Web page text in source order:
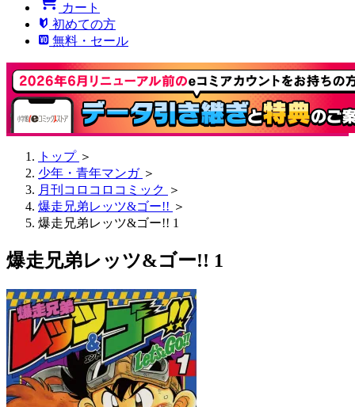
カート
初めての方
無料・セール
トップ ＞
少年・青年マンガ ＞
月刊コロコロコミック ＞
爆走兄弟レッツ&ゴー!! ＞
爆走兄弟レッツ&ゴー!! 1
爆走兄弟レッツ&ゴー!! 1